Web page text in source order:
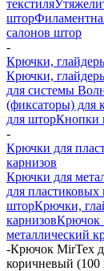
текстиля
штор
салонов штор
-
Крючки,
Крючки,
для системы
(фиксаторы) для
для шторКнопки
-
Крючки для
карнизов
Крючки для
для
шторКрючки,
карнизовКрючок
металлический
-Крючок MirTex
коричневый (100